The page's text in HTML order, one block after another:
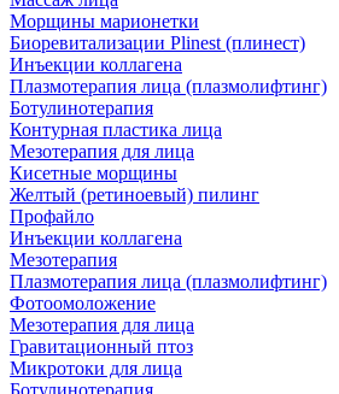
Морщины марионетки
Биоревитализации Plinest (плинест)
Инъекции коллагена
Плазмотерапия лица (плазмолифтинг)
Ботулинотерапия
Контурная пластика лица
Мезотерапия для лица
Кисетные морщины
Желтый (ретиноевый) пилинг
Профайло
Инъекции коллагена
Мезотерапия
Плазмотерапия лица (плазмолифтинг)
Фотоомоложение
Мезотерапия для лица
Гравитационный птоз
Микротоки для лица
Ботулинотерапия